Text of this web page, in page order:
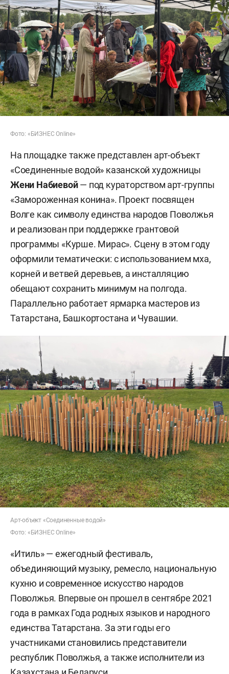
Фото: «БИЗНЕС Online»
На площадке также представлен арт-объект
«Соединенные водой» казанской художницы
Жени Набиевой— под кураторством арт-группы
«Замороженная конина». Проект посвящен
Волге как символу единства народов Поволжья
и реализован при поддержке грантовой
программы «Курше. Мирас». Сцену в этом году
оформили тематически: с использованием мха,
корней и ветвей деревьев, а инсталляцию
обещают сохранить минимум на полгода.
Параллельно работает ярмарка мастеров из
Татарстана, Башкортостана и Чувашии.
Арт-объект «Соединенные водой»
Фото: «БИЗНЕС Online»
«Итиль» — ежегодный фестиваль,
объединяющий музыку, ремесло, национальную
кухню и современное искусство народов
Поволжья. Впервые он прошел в сентябре 2021
года в рамках Года родных языков и народного
единства Татарстана. За эти годы его
участниками становились представители
республик Поволжья, а также исполнители из